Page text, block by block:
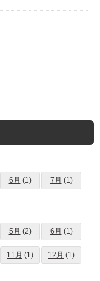
6月 (1) 7月 (1)
5月 (2) 6月 (1)
11月 (1) 12月 (1)